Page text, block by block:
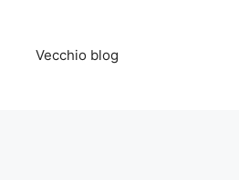
Vecchio blog